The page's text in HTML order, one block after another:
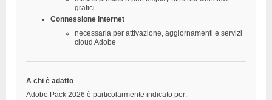
grafici
Connessione Internet
necessaria per attivazione, aggiornamenti e servizi
cloud Adobe
A chi è adatto
Adobe Pack 2026 è particolarmente indicato per: